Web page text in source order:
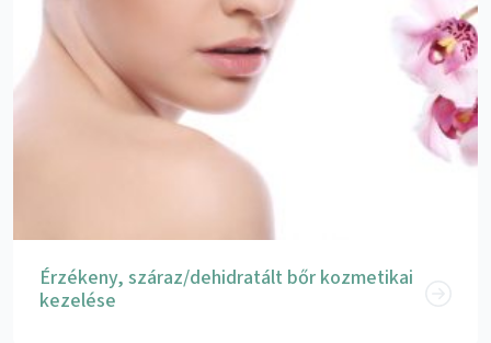
Érzékeny, száraz/dehidratált bőr kozmetikai
kezelése